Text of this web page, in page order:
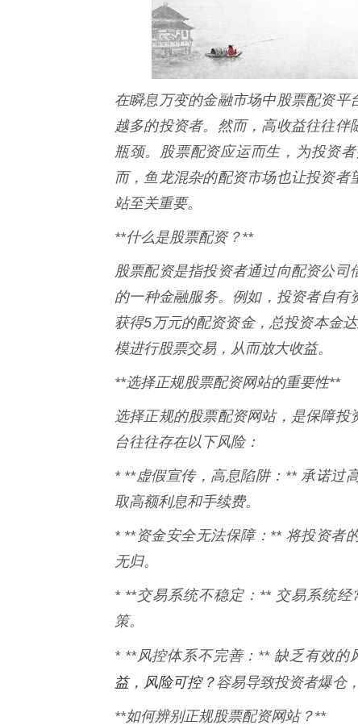
在瞬息万变的金融市场中股票配资
越多的投资者。然而，高收益往往
瓶颈。股票配资应运而生，为投资
而，鱼龙混杂的配资市场也让投资
站至关重要。
**什么是股票配资？**
股票配资是指投资者通过向配资公
的一种金融服务。例如，投资者自
获得5万元的配资资金，总投资本金
模进行股票交易，从而放大收益。
**选择正规股票配资网站的重要性**
选择正规的股票配资网站，是保障
台往往存在以下风险：
* **虚假宣传，高息陷阱：** 承诺过
取高额利息和手续费。
* **资金安全无法保障：** 将投资者
无归。
* **交易系统不稳定：** 交易系统
策。
* **风控体系不完善：** 缺乏有效的
益，风险可控？容易导致投资者爆仓
**如何辨别正规股票配资网站？**